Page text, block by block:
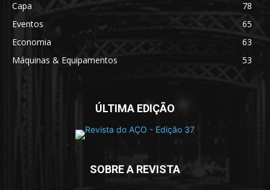
Capa
78
Eventos
65
Economia
63
Máquinas & Equipamentos
53
ÚLTIMA EDIÇÃO
SOBRE A REVISTA